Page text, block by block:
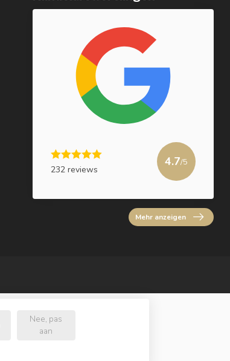
232 reviews
4.7/5
Mehr anzeigen
Nee, pas
aan